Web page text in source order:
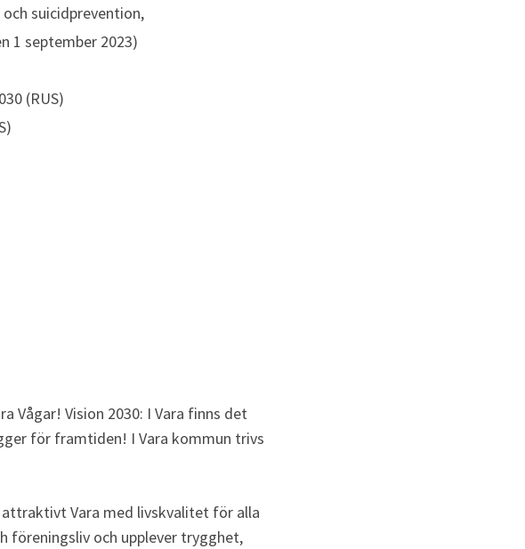
suicidprevention,
1 september 2023)
(RUS)
Vågar! Vision 2030: I Vara finns det
för framtiden! I Vara kommun trivs
Vara med livskvalitet för alla
föreningsliv och upplever trygghet,